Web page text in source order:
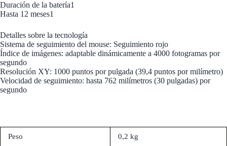
Duración de la batería1
Hasta 12 meses1
Detalles sobre la tecnología
Sistema de seguimiento del mouse: Seguimiento rojo
Índice de imágenes: adaptable dinámicamente a 4000 fotogramas por
segundo
Resolución XY: 1000 puntos por pulgada (39,4 puntos por milímetro)
Velocidad de seguimiento: hasta 762 milímetros (30 pulgadas) por
segundo
Peso 0,2 kg